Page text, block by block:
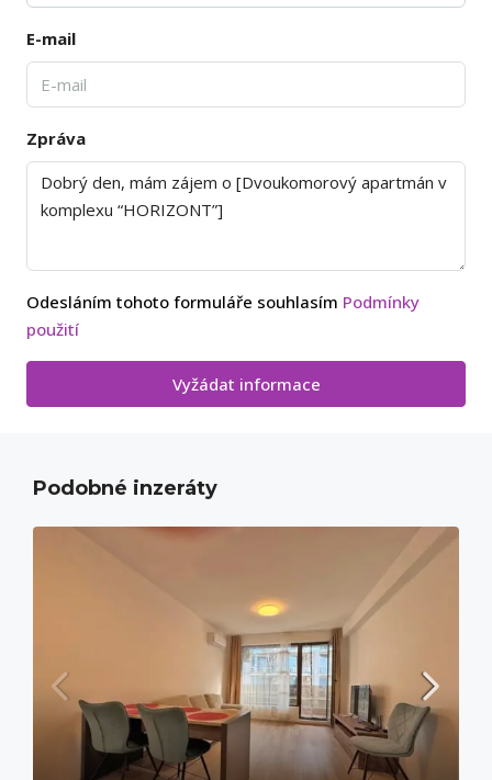
E-mail
Zpráva
Odesláním tohoto formuláře souhlasím Podmínky
použití
Vyžádat informace
Podobné inzeráty